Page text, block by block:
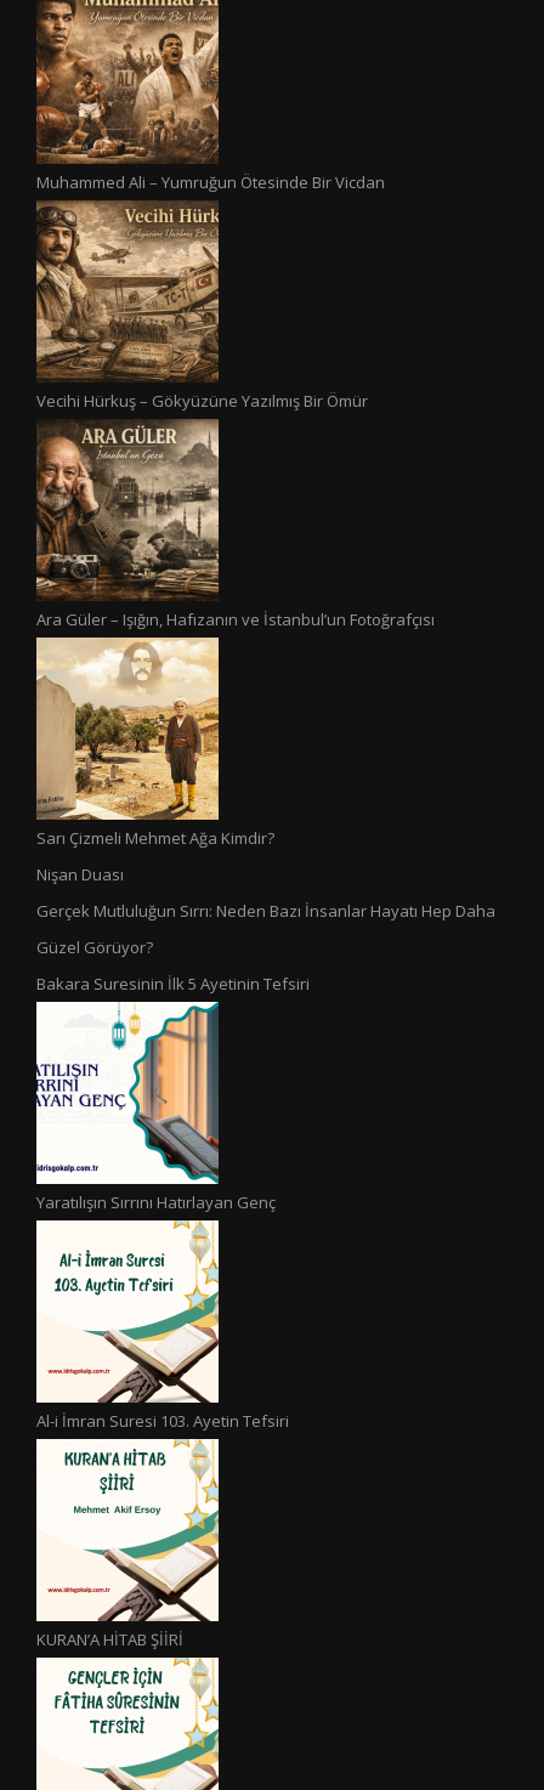
Muhammed Ali – Yumruğun Ötesinde Bir Vicdan
Vecihi Hürkuş – Gökyüzüne Yazılmış Bir Ömür
Ara Güler – Işığın, Hafızanın ve İstanbul’un Fotoğrafçısı
Sarı Çizmeli Mehmet Ağa Kimdir?
Nişan Duası
Gerçek Mutluluğun Sırrı: Neden Bazı İnsanlar Hayatı Hep Daha
Güzel Görüyor?
Bakara Suresinin İlk 5 Ayetinin Tefsiri
Yaratılışın Sırrını Hatırlayan Genç
Al-i İmran Suresi 103. Ayetin Tefsiri
KURAN’A HİTAB ŞİİRİ